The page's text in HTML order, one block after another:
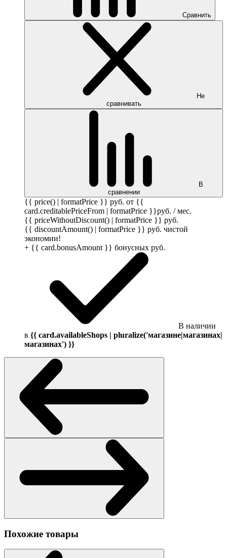
Сравнить
Не
сравнивать
В
сравнении
{{ price() | formatPrice }} руб. от {{
card.creditablePriceFrom | formatPrice }}руб. / мес.
{{ priceWithoutDiscount() | formatPrice }} руб.
{{ discountAmount() | formatPrice }} руб. чистой
экономии!
+ {{ card.bonusAmount }} бонусных руб.
В наличии
в {{ card.availableShops | pluralize('магазине|магазинах|
магазинах') }}
Похожие товары